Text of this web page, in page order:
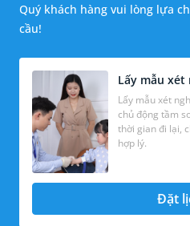
Quý khách hàng vui lòng lựa
cầu!
Lấy mẫu xét
Lấy mẫu xét
chủ động tầm
thời gian đi lại, chờ đợi kết quả với mức chi phí
hợp lý.
Đặt